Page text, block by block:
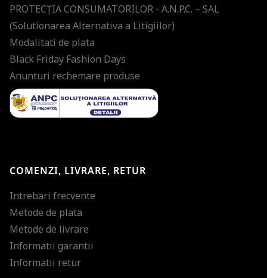
PROTECŢIA CONSUMATORILOR - A.N.P.C. – SAL
(Solutionarea Alternativa a Litigiilor)
Modalitati de plata
Black Friday Fashion Days
Anunturi rechemare produse
COMENZI, LIVRARE, RETUR
Intrebari frecvente
Metode de plata
Metode de livrare
Informatii garantii
Informatii retur